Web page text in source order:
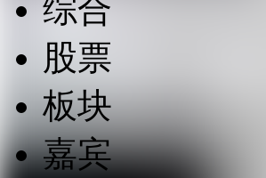
综合
股票
板块
嘉宾